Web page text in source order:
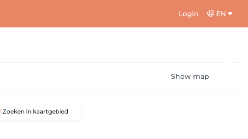
Login EN
Show map
Zoeken in kaartgebied